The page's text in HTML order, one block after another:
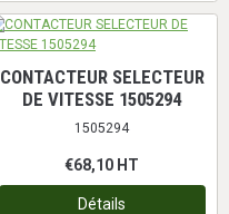
CONTACTEUR SELECTEUR
DE VITESSE 1505294
1505294
€68,10 HT
Détails